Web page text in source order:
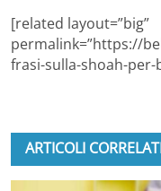
[related layout=”big”
permalink=”https://
frasi-sulla-shoah-
ARTICOLI